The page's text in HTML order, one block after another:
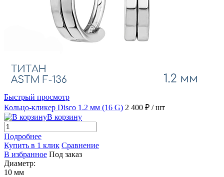
Быстрый просмотр
Кольцо-кликер Disco 1.2 мм (16 G) 2 400 ₽ / шт
В корзину
Подробнее
Купить в 1 клик Сравнение
В избранное Под заказ
Диаметр:
10 мм